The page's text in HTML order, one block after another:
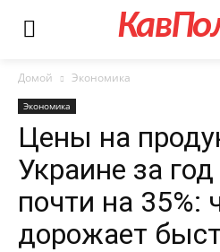
Домой Экономика
Экономика
Цены на
Украине за
почти на 35%:
дорожает